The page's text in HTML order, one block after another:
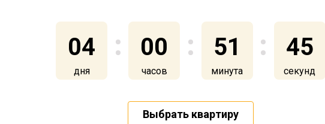
04
дня
00
часов
51
минута
43
секунды
Выбрать квартиру